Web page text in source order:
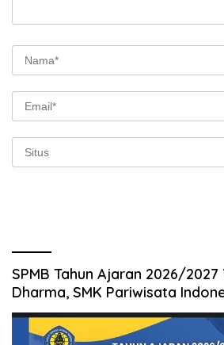
SPMB Tahun Ajaran 2026/2027
Dharma, SMK Pariwisata